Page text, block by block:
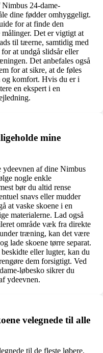
24-dame-
dine fødder omhyggeligt.
for at finde den
målinger. Det er vigtigt at
til tæerne, samtidig med
at undgå slidsår eller
Det anbefales også
for at sikre, at de føles
og komfort. Hvis du er i
en ekspert i en
mine
af dine Nimbus
nogle enkle
bør du altid rense
snavs eller mudder
at vaske skoene i en
materialerne. Lad også
område væk fra direkte
træning, kan det være
lade skoene tørre separat.
eller lugter, kan du
dem forsigtigt. Ved
løbesko sikrer du
ydeevnen.
velegnede til alle
til de fleste løbere,